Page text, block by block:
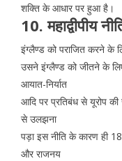
शक्ति के आधार पर हुआ है।
10. महाद्वीपीय
इंग्लैण्ड को पराजित करने के
उसने इंग्लैण्ड को जीतने के
आयात-निर्यात
आदि पर प्रतिबंध से यूरोप
से उलझना
पड़ा इस नीति के कारण ही
और राजनय